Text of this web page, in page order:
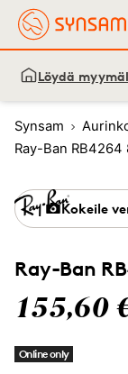
Löydä
Synsam
Ray-Ban RB4264
Ray-Ban
155,60
Online only
Kokeile